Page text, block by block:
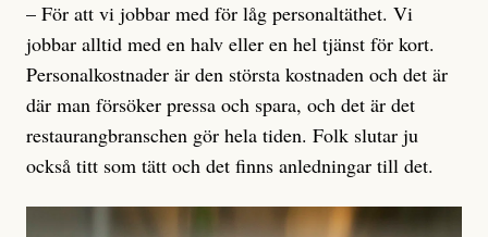
– För att vi jobbar med för låg personaltäthet. Vi
jobbar alltid med en halv eller en hel tjänst för kort.
Personalkostnader är den största kostnaden och det är
där man försöker pressa och spara, och det är det
restaurangbranschen gör hela tiden. Folk slutar ju
också titt som tätt och det finns anledningar till det.